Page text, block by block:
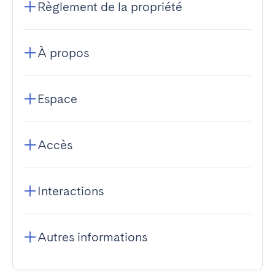
Règlement de la propriété
À propos
Espace
Accès
Interactions
Autres informations